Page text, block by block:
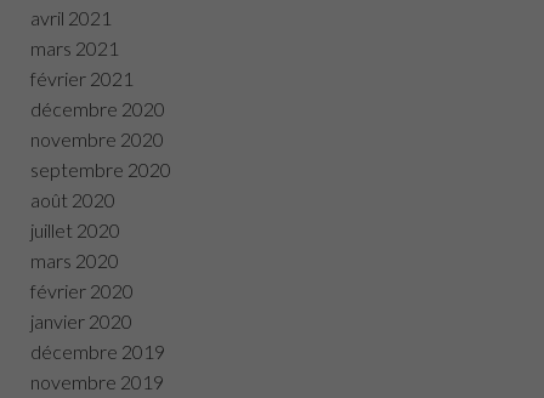
avril 2021
mars 2021
février 2021
décembre 2020
novembre 2020
septembre 2020
août 2020
juillet 2020
mars 2020
février 2020
janvier 2020
décembre 2019
novembre 2019